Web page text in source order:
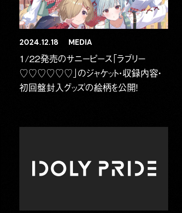
2024.12.18 MEDIA
1/22発売のサニーピース「ラブリー
♡♡♡♡♡♡」のジャケット・収録内容・
初回盤封入グッズの絵柄を公開！